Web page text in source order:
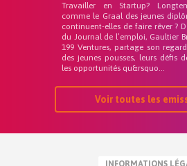
Travailler en Startup?
comme le Graal des jeunes
continuent-elles de faire rêver ?
du Journal de l’emploi, Gaultier
199 Ventures, partage son
des jeunes pousses, leurs défis
les opportunités qu&rsquo...
Voir toutes les
INFORMATIONS